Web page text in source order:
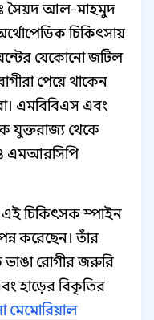
সৈয়দ আল-মাহমুদ
চিকিৎসায়
যেকোনো জটিল
পেয়ে থাকেন
এমবিবিএস এবং
যুক্তরাজ্য থেকে
এমআরসিপি
এই চিকিৎসক স্পাইন
করেছেন। তাঁর
ভাঙা রোগীর জরুরি
হাড়ের বিকৃতির
মেমোরিয়াল